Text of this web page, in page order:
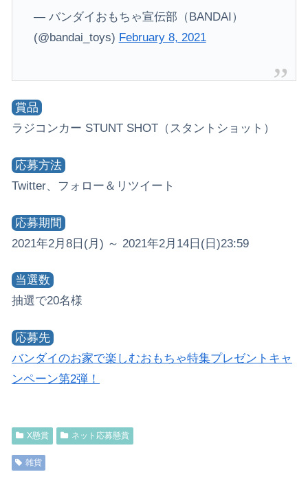
— バンダイおもちゃ宣伝部（BANDAI）
(@bandai_toys) February 8, 2021
賞品
ラジコンカー STUNT SHOT（スタントショット）
応募方法
Twitter、フォロー＆リツイート
応募期間
2021年2月8日(月) ～ 2021年2月14日(日)23:59
当選数
抽選で20名様
応募先
バンダイのお家で楽しむおもちゃ特集プレゼントキャ
ンペーン第2弾！
X懸賞 ネット応募懸賞
雑貨